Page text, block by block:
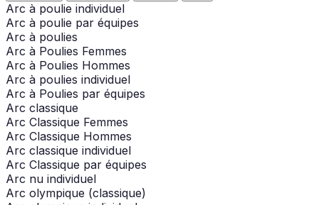
Arc à poulie individuel
Arc à poulie par équipes
Arc à poulies
Arc à Poulies Femmes
Arc à Poulies Hommes
Arc à poulies individuel
Arc à Poulies par équipes
Arc classique
Arc Classique Femmes
Arc Classique Hommes
Arc classique individuel
Arc Classique par équipes
Arc nu individuel
Arc olympique (classique)